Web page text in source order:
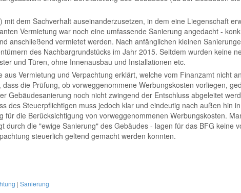
dem Sachverhalt auseinanderzusetzen, in dem eine Liegenschaft
Vermietung war noch eine umfassende Sanierung angedacht -
anschließend vermietet werden. Nach anfänglichen kleinen
des Nachbargrundstücks im Jahr 2015. Seitdem wurden keine
und Türen, ohne Innenausbau und Installationen etc.
Vermietung und Verpachtung erklärt, welche vom Finanzamt nicht
die Prüfung, ob vorweggenommene Werbungskosten vorliegen,
Gebäudesanierung noch nicht zwingend der Entschluss abgeleitet
des Steuerpflichtigen muss jedoch klar und eindeutig nach außen hin
für die Berücksichtigung von vorweggenommenen Werbungskosten.
durch die "ewige Sanierung" des Gebäudes - lagen für das BFG keine
steuerlich geltend gemacht werden konnten.
| Sanierung